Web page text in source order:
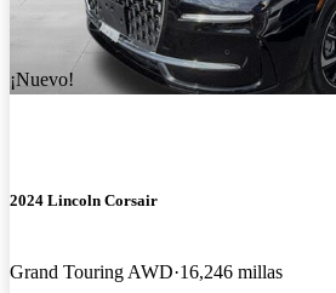
¡Nuevo!
2024 Lincoln Corsair
Grand Touring AWD 16,246 millas